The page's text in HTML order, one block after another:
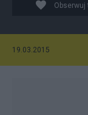
Obserwuj
19.03.2015